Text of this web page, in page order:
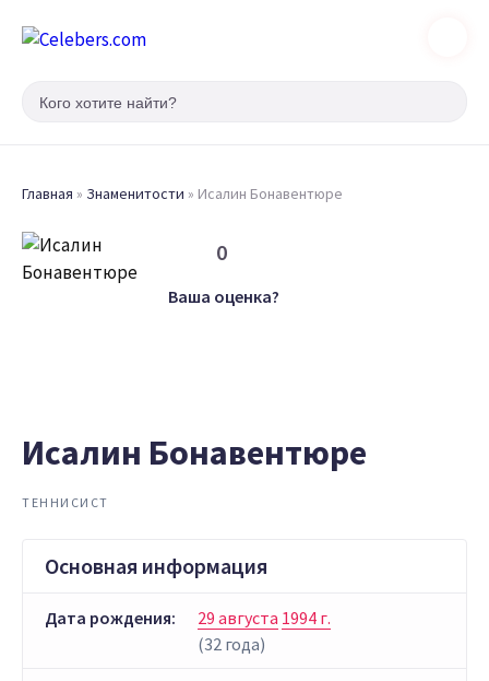
Главная » Знаменитости » Исалин Бонавентюре
0
Ваша оценка?
Исалин Бонавентюре
ТЕННИСИСТ
Основная информация
Дата рождения: 29 августа 1994 г.
(32 года)